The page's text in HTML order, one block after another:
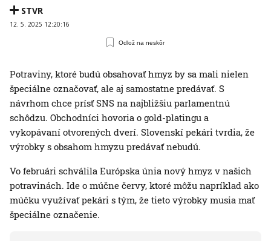
STVR
12. 5. 2025 12:20:16
Odlož na neskôr
Potraviny, ktoré budú obsahovať hmyz by sa mali nielen
špeciálne označovať, ale aj samostatne predávať. S
návrhom chce prísť SNS na najbližšiu parlamentnú
schôdzu. Obchodníci hovoria o gold-platingu a
vykopávaní otvorených dverí. Slovenskí pekári tvrdia, že
výrobky s obsahom hmyzu predávať nebudú.
Vo februári schválila Európska únia nový hmyz v našich
potravinách. Ide o múčne červy, ktoré môžu napríklad ako
múčku využívať pekári s tým, že tieto výrobky musia mať
špeciálne označenie.